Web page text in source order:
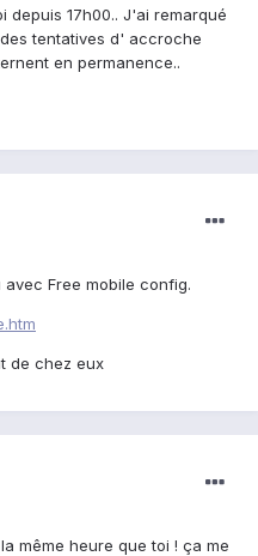
depuis 17h00.. J'ai remarqué
tentatives d' accroche
en permanence..
Free mobile config.
de chez eux
même heure que toi ! ça me